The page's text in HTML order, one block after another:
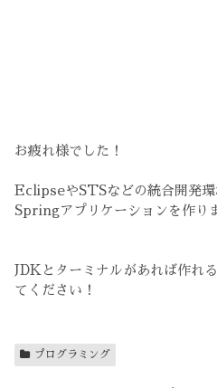
お疲れ様でした！
EclipseやSTSなどの統合開発
Springアプリケーションを作り
JDKとターミナルがあれば作れ
てください！
プログラミング